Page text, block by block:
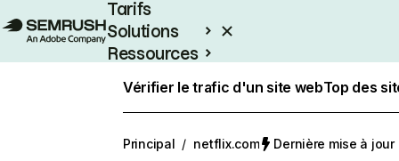
Tarifs
Solutions
Ressources
Vérifier le trafic d'un site webTop des
Principal / netflix.com Dernière mise à jour